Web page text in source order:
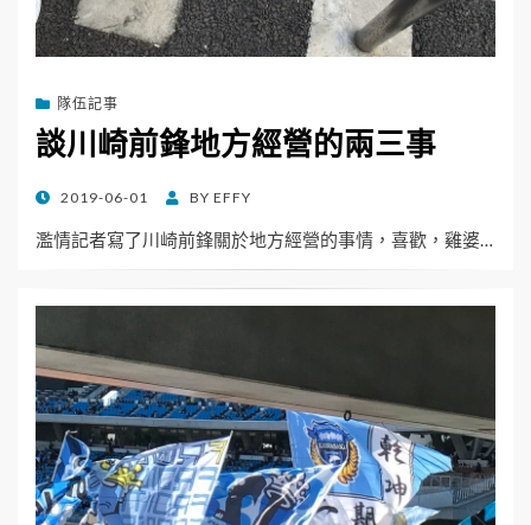
隊伍記事
談川崎前鋒地方經營的兩三事
POSTED
2019-06-01 BY EFFY
濫情記者寫了川崎前鋒關於地方經營的事情，喜歡，雞婆…